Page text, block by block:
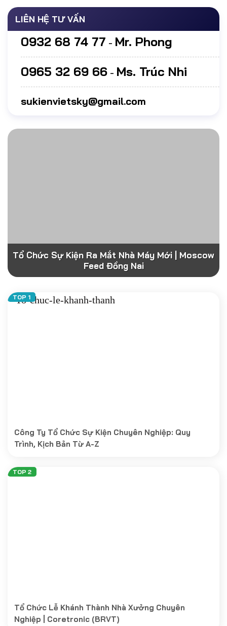
LIÊN HỆ TƯ VẤN
0932 68 74 77 - Mr. Phong
0965 32 69 66- Ms. Trúc Nhi
sukienvietsky@gmail.com
Tổ Chức Sự Kiện Ra Mắt Nhà Máy Mới | Moscow
Feed Đồng Nai
Công Ty Tổ Chức Sự Kiện Chuyên Nghiệp: Quy
Trình, Kịch Bản Từ A-Z
Tổ Chức Lễ Khánh Thành Nhà Xưởng Chuyên
Nghiệp | Coretronic (BRVT)